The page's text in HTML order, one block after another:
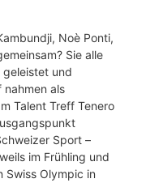
Noè Ponti,
Sie alle
geleistet und
nahmen als
Talent Treff Tenero
Sport –
im Frühling und
Swiss Olympic in